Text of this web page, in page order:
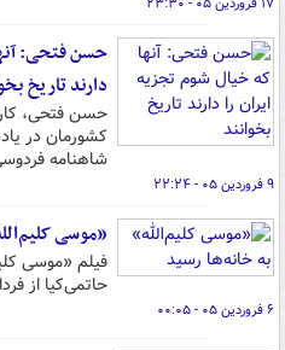
حسن فتحی:
دارند تاریخ
حسن فتحی،
کشورمان در
شاهنامه
۹ فروردین ۰۵ - ۲۲:۲۴
«موسی
فیلم «موسی
حاتمی‌کیا از
۶ فروردین ۰۵ - ۰۰:۰۵